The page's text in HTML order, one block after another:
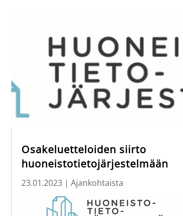
Osakeluetteloiden siirto
huoneistotietojärjestelmään
23.01.2023 |Ajankohtaista